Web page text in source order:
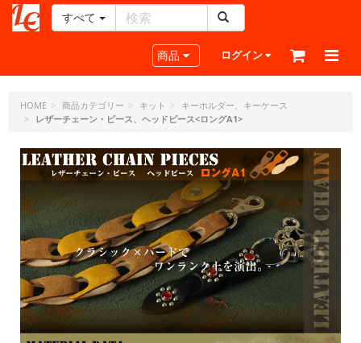
ー
ラ
フ
ド
ジ
ェ
ー
ピ
ー
すべて
Toggle navigation
商品 ログイン
HOME 商品カテゴリー キット
キーホルダー、キーケース
レザーチェーン・ピース、ヘッドピース<ロングA1>